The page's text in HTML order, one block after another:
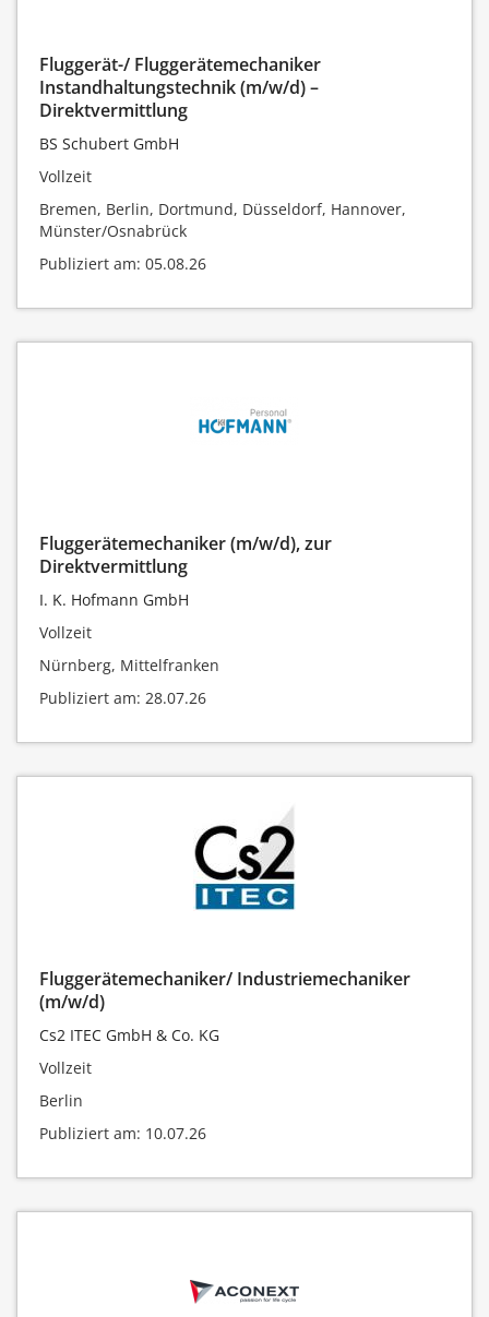
Fluggerät-/ Fluggerätemechaniker
Instandhaltungstechnik (m/w/d) –
Direktvermittlung
BS Schubert GmbH
Vollzeit
Bremen, Berlin, Dortmund, Düsseldorf, Hannover,
Münster/Osnabrück
Publiziert am: 05.08.26
Fluggerätemechaniker (m/w/d), zur
Direktvermittlung
I. K. Hofmann GmbH
Vollzeit
Nürnberg, Mittelfranken
Publiziert am: 28.07.26
Fluggerätemechaniker/ Industriemechaniker
(m/w/d)
Cs2 ITEC GmbH & Co. KG
Vollzeit
Berlin
Publiziert am: 10.07.26